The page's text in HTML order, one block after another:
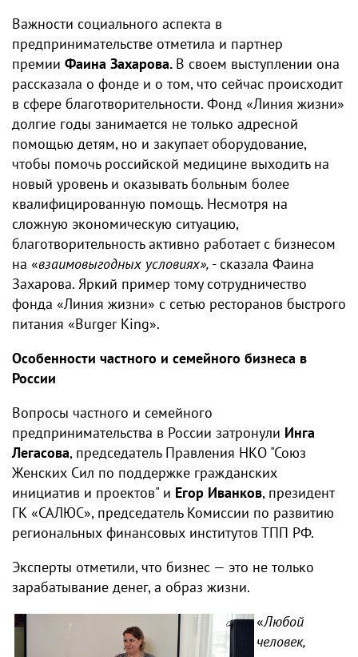
Важности социального аспекта в
предпринимательстве отметила и партнер
премии Фаина Захарова. В своем выступлении она
рассказала о фонде и о том, что сейчас происходит
в сфере благотворительности. Фонд «Линия жизни»
долгие годы занимается не только адресной
помощью детям, но и закупает оборудование,
чтобы помочь российской медицине выходить на
новый уровень и оказывать больным более
квалифицированную помощь. Несмотря на
сложную экономическую ситуацию,
благотворительность активно работает с бизнесом
на «взаимовыгодных условиях», -сказала Фаина
Захарова. Яркий пример тому сотрудничество
фонда «Линия жизни» с сетью ресторанов быстрого
питания «Burger King».
Особенности частного и семейного бизнеса в
России
Вопросы частного и семейного
предпринимательства в России затронули Инга
Легасова, председатель Правления НКО "Союз
Женских Сил по поддержке гражданских
инициатив и проектов" и Егор Иванков, президент
ГК «САЛЮС», председатель Комиссии по развитию
региональных финансовых институтов ТПП РФ.
Эксперты отметили, что бизнес — это не только
зарабатывание денег, а образ жизни.
«Любой
человек,